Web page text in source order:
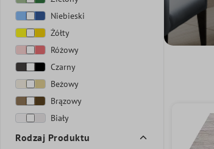
Niebieski
Żółty
Różowy
Czarny
Beżowy
Brązowy
Biały
Rodzaj Produktu